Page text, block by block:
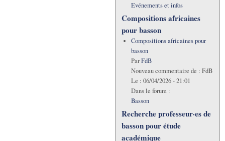
Evénements et infos
Compositions africaines
pour basson
Compositions africaines pour
basson
ParFdB
Nouveau commentaire de : FdB
Le : 06/04/2026 - 21:01
Dans le forum :
Basson
Recherche professeur·es de
basson pour étude
académique